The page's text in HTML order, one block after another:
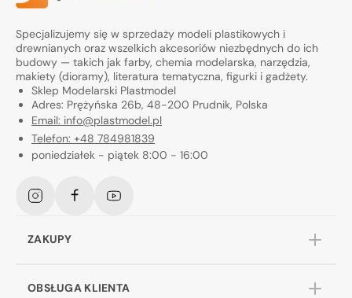
Specjalizujemy się w sprzedaży modeli plastikowych i
drewnianych oraz wszelkich akcesoriów niezbędnych do ich
budowy — takich jak farby, chemia modelarska, narzędzia,
makiety (dioramy), literatura tematyczna, figurki i gadżety.
Sklep Modelarski Plastmodel
Adres: Prężyńska 26b, 48-200 Prudnik, Polska
Email: info@plastmodel.pl
Telefon: +48 784981839
poniedziałek - piątek 8:00 - 16:00
InstagramFacebookYouTube
ZAKUPY
OBSŁUGA KLIENTA